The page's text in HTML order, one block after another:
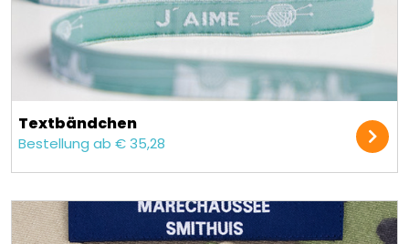
Text­bändchen
Bestellung ab € 35,28